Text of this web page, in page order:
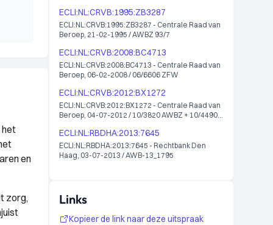
het
en
zorg,
ECLI:NL:CRVB:1995:ZB3287
ECLI:NL:CRVB:1995:ZB3287 - Centrale Raad van
Beroep, 21-02-1995 / AWBZ 93/7
ECLI:NL:CRVB:2008:BC4713
ECLI:NL:CRVB:2008:BC4713 - Centrale Raad van
Beroep, 06-02-2008 / 06/6606 ZFW
ECLI:NL:CRVB:2012:BX1272
ECLI:NL:CRVB:2012:BX1272 - Centrale Raad van
Beroep, 04-07-2012 / 10/3820 AWBZ + 10/4490
+10/7036 AWBZ + 11/2756 AWBZ
ECLI:NL:RBDHA:2013:7645
ECLI:NL:RBDHA:2013:7645 - Rechtbank Den
Haag, 03-07-2013 / AWB-13_1795
Links
Kopieer de link naar deze uitspraak